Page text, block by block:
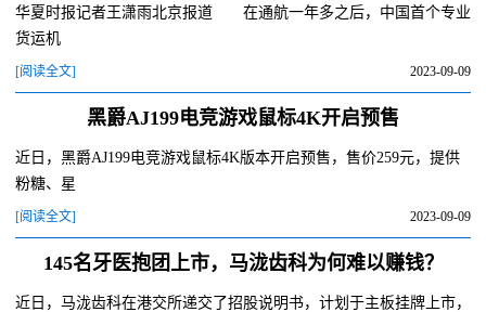
华夏时报记者王潇雨北京报道 在通航一年多之后，中国首个专业
货运机
[阅读全文] 2023-09-09
黑爵AJ199电竞游戏鼠标4K开启预售
近日，黑爵AJ199电竞游戏鼠标4K版本开启预售，售价259元，提供
粉糖、星
[阅读全文] 2023-09-09
145名牙医抱团上市，马泷齿科为何难以赚钱？
近日，马泷齿科在港交所递交了招股说明书，计划于主板挂牌上市，